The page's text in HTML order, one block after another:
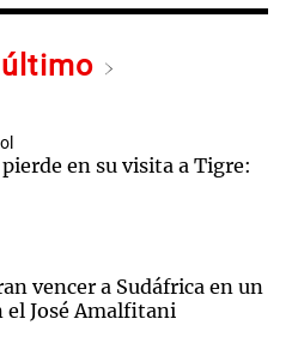
último
en su visita a Tigre:
vencer a Sudáfrica en un
José Amalfitani